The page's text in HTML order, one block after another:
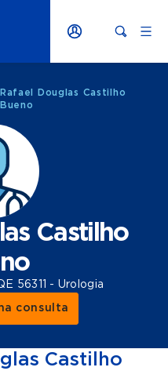
Rafael Douglas Castilho
Bueno
Castilho
56311 - Urologia
consulta
Castilho